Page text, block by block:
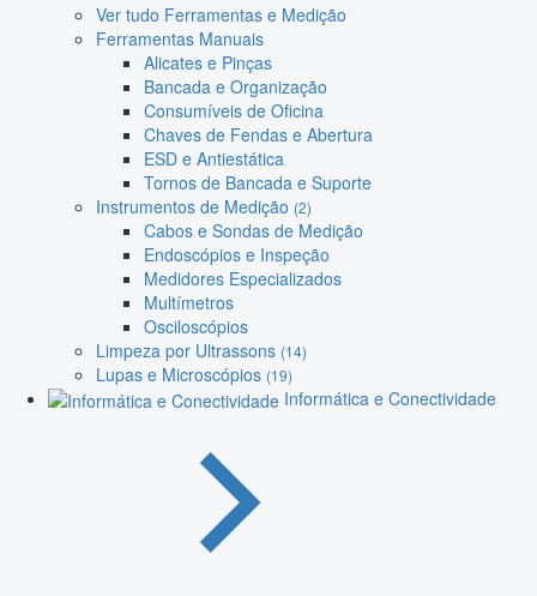
Ver tudo Ferramentas e Medição
Ferramentas Manuais
Alicates e Pinças
Bancada e Organização
Consumíveis de Oficina
Chaves de Fendas e Abertura
ESD e Antiestática
Tornos de Bancada e Suporte
Instrumentos de Medição (2)
Cabos e Sondas de Medição
Endoscópios e Inspeção
Medidores Especializados
Multímetros
Osciloscópios
Limpeza por Ultrassons (14)
Lupas e Microscópios (19)
Informática e Conectividade